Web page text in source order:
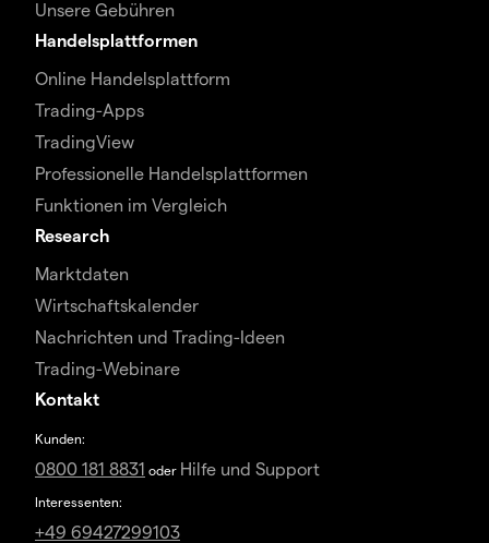
Unsere Gebühren
Handelsplattformen
Online Handelsplattform
Trading-Apps
TradingView
Professionelle Handelsplattformen
Funktionen im Vergleich
Research
Marktdaten
Wirtschaftskalender
Nachrichten und Trading-Ideen
Trading-Webinare
Kontakt
Kunden:
0800 181 8831 oder Hilfe und Support
Interessenten:
+49 69427299103